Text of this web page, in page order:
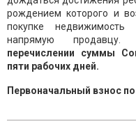
рождением которого и
покупке недвижимость
напрямую продавцу.
перечислении суммы
пяти рабочих дней.
Первоначальный взнос